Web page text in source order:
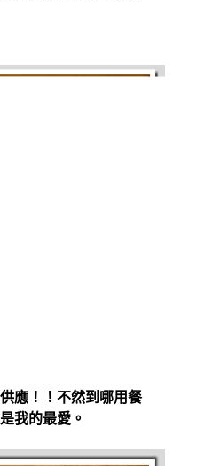
應！！不然到哪用餐
我的最愛。